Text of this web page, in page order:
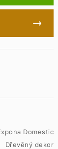
Domestic
Dřevěný dekor